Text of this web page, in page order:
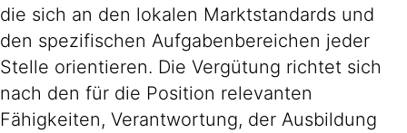
die sich an den lokalen Marktstandards und
den spezifischen Aufgabenbereichen jeder
Stelle orientieren. Die Vergütung richtet sich
nach den für die Position relevanten
Fähigkeiten, Verantwortung, der Ausbildung